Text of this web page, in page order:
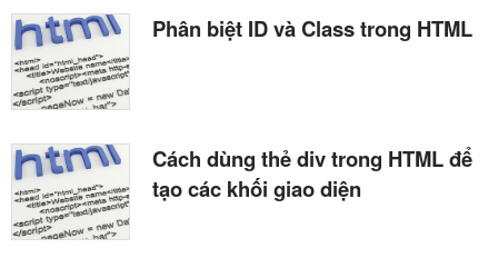
Phân biệt ID và Class trong HTML
Cách dùng thẻ div trong HTML để
tạo các khối giao diện